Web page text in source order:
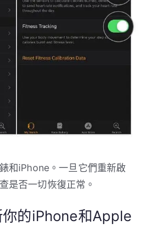
和iPhone。一旦它們重新啟
是否一切恢復正常。
的iPhone和Apple